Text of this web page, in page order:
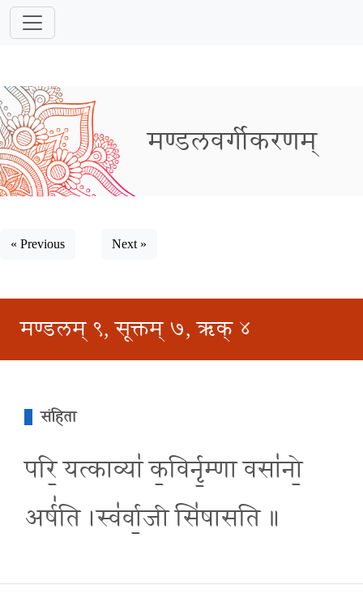
मण्डलवर्गीकरणम्
« Previous Next »
मण्डलम् ९, सूक्तम् ७, ऋक् ४
संहिता
परि॒ यत्काव्या॑ क॒विर्नृ॒म्णा वसा॑नो॒
अर्ष॑ति ।स्व॑र्वा॒जी सि॑षासति ॥